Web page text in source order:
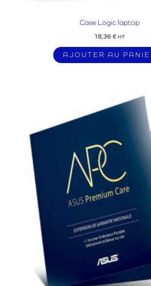
Case Logic laptop
18,36 € HT
AJOUTER AU